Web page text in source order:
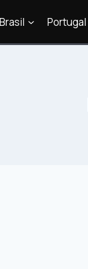
Brasil Portugal